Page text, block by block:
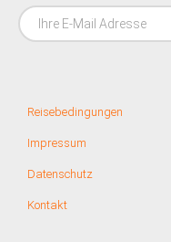
Reisebedingungen
Impressum
Datenschutz
Kontakt